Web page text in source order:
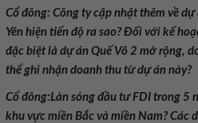
Cổ đông: Công ty cập nhật thêm về dự
Yên hiện tiến độ ra sao? Đối với kế
đặc biệt là dự án Quế Võ 2 mở rộng,
thể ghi nhận doanh thu từ dự án này?
Cổ đông:Làn sóng đầu tư FDI trong 5
khu vực miền Bắc và miền Nam?